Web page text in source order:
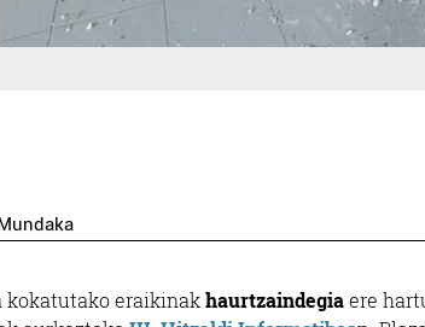
kokatutako eraikinakhaurtzaindegiaere